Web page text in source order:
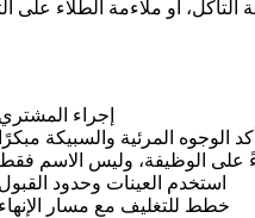
التآكل، أو ملاءمة الطلاء على
إجراء المشتري
أكد الوجوه المرئية والسبيكة مبكرًا
على الوظيفة، وليس الاسم فقط
استخدم العينات وحدود القبول
خطط للتغليف مع مسار الإنهاء